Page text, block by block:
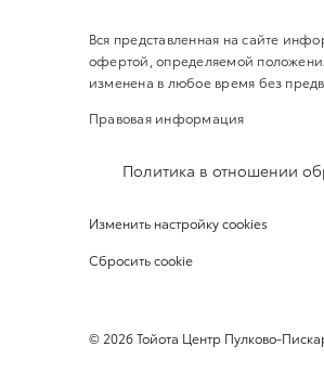
Вся представленная на сайте
офертой, определяемой
изменена в любое время без
Правовая информация
Политика в отношении
Изменить настройку cookies
Сбросить cookie
© 2026Тойота Центр Пулково-